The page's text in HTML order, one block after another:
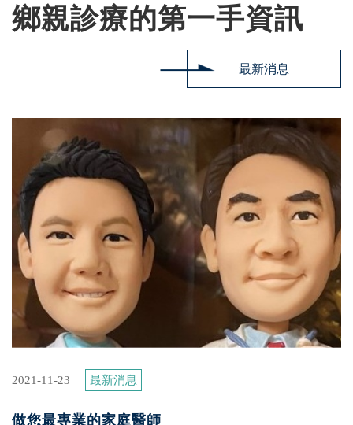
鄉親診療的第一手資訊
最新消息
2021-11-23 最新消息
做您最專業的家庭醫師